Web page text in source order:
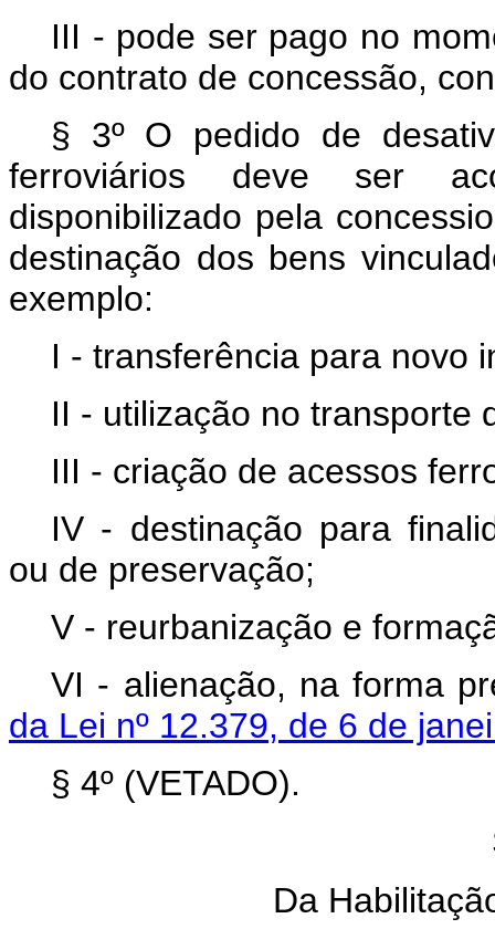
III - pode ser pago no
do contrato de concessão,
§ 3º O pedido de
ferroviários deve ser
disponibilizado pela
destinação dos bens
exemplo:
I - transferência para novo
II - utilização no transporte
III - criação de acessos
IV - destinação para
ou de preservação;
V - reurbanização e
VI - alienação, na forma
da Lei nº 12.379, de 6 de
§ 4º (VETADO).
Da